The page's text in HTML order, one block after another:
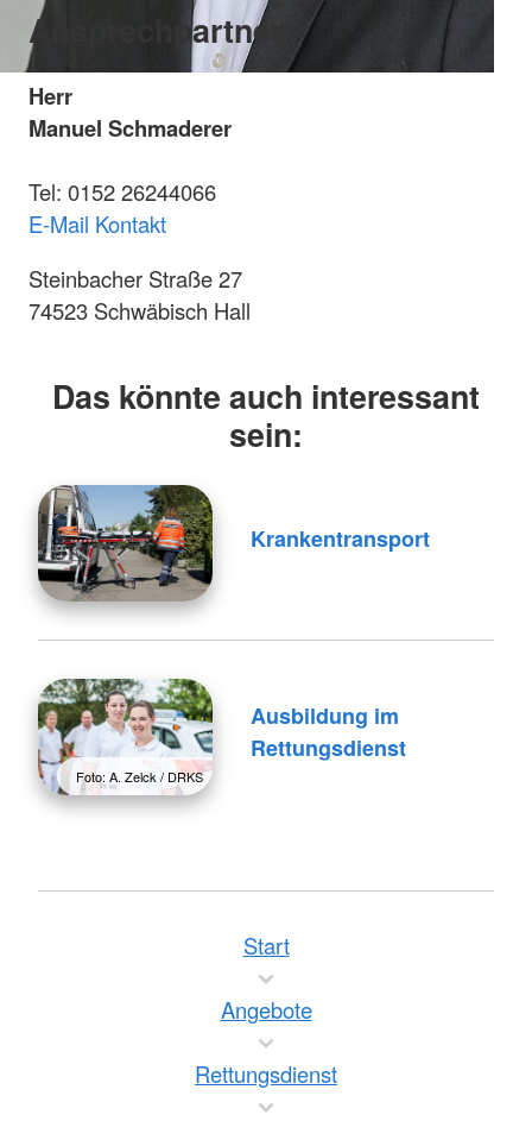
Ansprechpartner
Herr
Manuel Schmaderer
Tel: 0152 26244066
E-Mail Kontakt
Steinbacher Straße 27
74523 Schwäbisch Hall
Das könnte auch interessant
sein:
Krankentransport
Foto: A. Zelck / DRKS
Ausbildung im
Rettungsdienst
Start
Angebote
Rettungsdienst